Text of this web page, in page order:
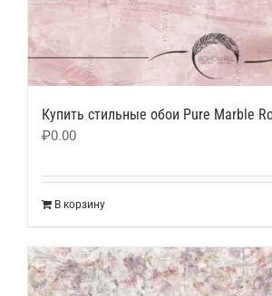
Купить стильные обои Pure Marble
₽0.00
В корзину